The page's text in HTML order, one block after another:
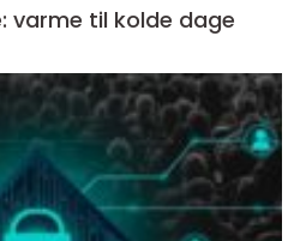
varme til kolde dage